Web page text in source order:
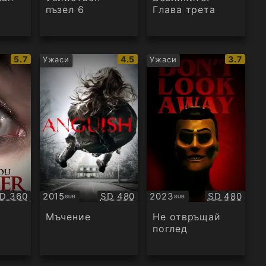
пъзел 6
Глава трета
IMDb
рейтинг:
5.7
360
Ужаси
IMDb
рейтинг:
4.5
2015SUB
Субтитри Качество:
SD 480
Мъчение
Ужаси
IMDb
3.7
2023SUB
Субтитри Качество:
SD 480
Не отвръщай
поглед